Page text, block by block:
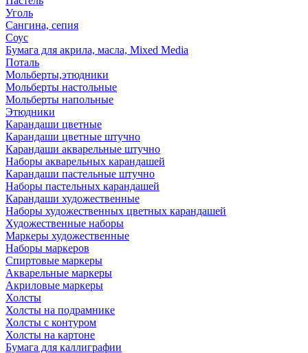
Уголь
Сангина, сепия
Соус
Бумага для акрила, масла, Mixed Media
Поталь
Мольберты,этюдники
Мольберты настольные
Мольберты напольные
Этюдники
Карандаши цветные
Карандаши цветные штучно
Карандаши акварельные штучно
Наборы акварельных карандашей
Карандаши пастельные штучно
Наборы пастельных карандашей
Карандаши художественные
Наборы художественных цветных карандашей
Художественные наборы
Маркеры художественные
Наборы маркеров
Спиртовые маркеры
Акварельные маркеры
Акриловые маркеры
Холсты
Холсты на подрамнике
Холсты с контуром
Холсты на картоне
Бумага для каллиграфии